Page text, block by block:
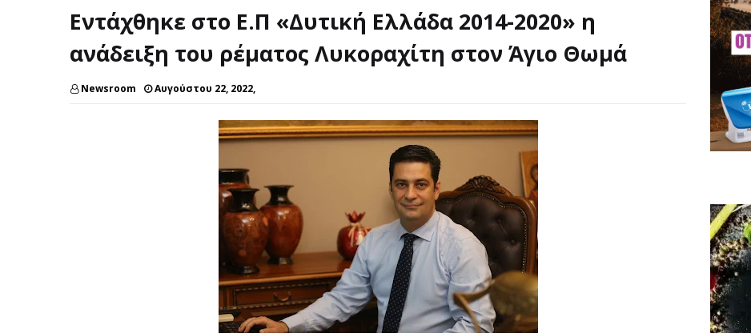
Εντάχθηκε στο Ε.Π «Δυτική Ελλάδα 2014-2020» η
ανάδειξη του ρέματος Λυκοραχίτη στον Άγιο Θωμά
Newsroom Αυγούστου 22, 2022,